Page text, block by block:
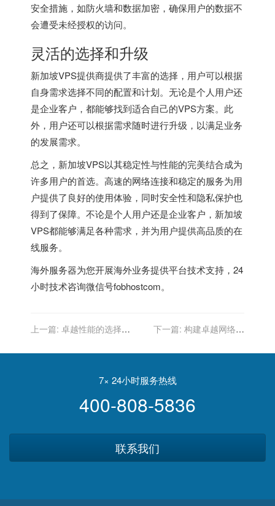
安全措施，如防火墙和数据加密，确保用户的数据不
会遭受未经授权的访问。
灵活的选择和升级
新加坡VPS提供商提供了丰富的选择，用户可以根据
自身需求选择不同的配置和计划。无论是个人用户还
是企业客户，都能够找到适合自己的VPS方案。此
外，用户还可以根据需求随时进行升级，以满足业务
的发展需求。
总之，新加坡VPS以其稳定性与性能的完美结合成为
许多用户的首选。高速的网络连接和稳定的服务为用
户提供了良好的使用体验，同时安全性和隐私保护也
得到了保障。不论是个人用户还是企业客户，新加坡
VPS都能够满足各种需求，并为用户提供高品质的在
线服务。
海外服务器为您开展海外业务提供平台技术支持，24
小时技术咨询微信号fobhostcom。
上一篇: 卓越性能的选择：
下一篇: 构建卓越网络体
7× 24小时服务热线
400-808-5836
联系我们